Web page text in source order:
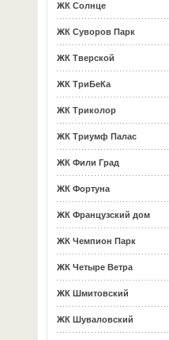
ЖК Солнце
ЖК Суворов Парк
ЖК Тверской
ЖК ТриБеКа
ЖК Триколор
ЖК Триумф Палас
ЖК Фили Град
ЖК Фортуна
ЖК Французский дом
ЖК Чемпион Парк
ЖК Четыре Ветра
ЖК Шмитовский
ЖК Шуваловский